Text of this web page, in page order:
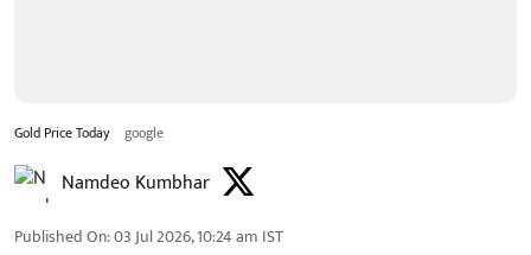
Gold Price Today google
Namdeo Kumbhar
Published On:03 Jul 2026, 10:24 am IST